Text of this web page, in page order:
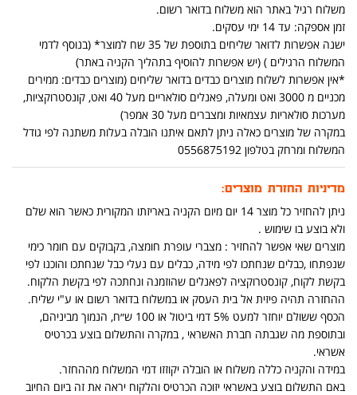
משלוח רגיל באתר הוא משלוח בדואר רשום.
זמן אספקה: עד 14 ימי עסקים.
ישנה אפשרות לדואר שליחים בתוספת של 35 שח למוצר* (בנוסף לדמי
המשלוח הרגילים ) (יש אפשרות להוסיף בתהליך הקניה באתר)
*אין אפשרות לשלוח מוצרים כבדים בדואר שליחים (מוצרים כבדים: ממירים
מכניים מ 3000 ואט ומעלה, פאנלים סולאריים מעל 40 ואט, קונסטרוקציות,
מערכות סולאריות עצמאיות ומצברים מעל 30 אמפר)
במקרה של מוצרים כאלה ניתן לתאם איתנו הובלה בעלות משתנה לפי גודל
המשלוח ומרחק בטלפון 0556875192
מדיניות החזרת מוצרים:
ניתן להחזיר כל מוצר 14 יום מיום הקניה באריזתו המקורית כאשר הוא שלם
ולא בוצע בו שימוש .
מוצרים שאי אפשר להחזיר : מצברי עופרת חומצה, בקבוקים עם חומר כימי
שנפתחו ,כבלים שנחתכו לפי מידה, כבלים עם נעלי כבל שנחתכו והוכנו לפי
בקשת לקוח, קונסטרוקציה לפאנלים שהוזמנה ונחתכה לפי בקשת הלקוח.
ההחזרה תהיה פיזית אל בית העסק או במשלוח בדואר רשום או ע"י שליח.
הכסף ששולם יוחזר למעט 5% דמי ביטול או 100 ש״ח, הנמוך מביניהם,
ובתוספת מה שגבתה חברת האשראי , במקרה והתשלום בוצע בכרטיס
אשראי.
במידה והקניה כללה משלוח או הובלה יקוזזו דמי המשלוח מההחזר.
באם התשלום בוצע באשראי יזוכה הכרטיס והלקוח יראה את זה ביום החיוב